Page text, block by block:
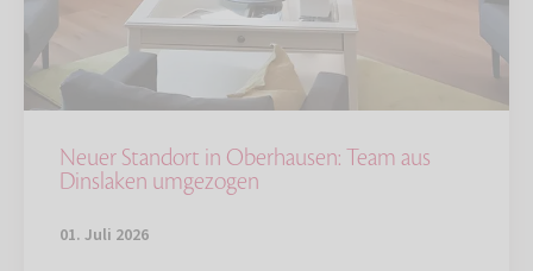
Neuer Standort in Oberhausen: Team aus
Dinslaken umgezogen
01. Juli 2026